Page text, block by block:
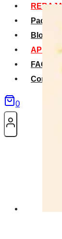
Packs
Blog
APP La
FAQS
Contacto
0